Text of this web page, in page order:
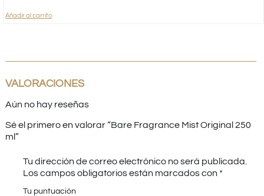
Añadir al carrito
VALORACIONES
Aún no hay reseñas
Sé el primero en valorar “Bare Fragrance Mist Original 250
ml”
Tu dirección de correo electrónico no será publicada.
Los campos obligatorios están marcados con *
Tu puntuación